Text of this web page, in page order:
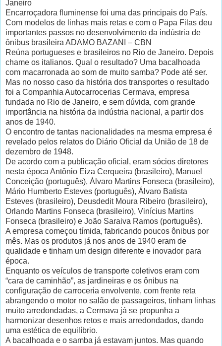
Janeiro
Encarroçadora fluminense foi uma das principais do País.
Com modelos de linhas mais retas e com o Papa Filas deu
importantes passos no desenvolvimento da indústria de
ônibus brasileira ADAMO BAZANI – CBN
Reúna portugueses e brasileiros no Rio de Janeiro. Depois
chame os italianos. Qual o resultado? Uma bacalhoada
com macarronada ao som de muito samba? Pode até ser.
Mas no nosso caso da história dos transportes o resultado
foi a Companhia Autocarrocerias Cermava, empresa
fundada no Rio de Janeiro, e sem dúvida, com grande
importância na história da indústria nacional, a partir dos
anos de 1940.
O encontro de tantas nacionalidades na mesma empresa é
revelado pelos relatos do Diário Oficial da União de 18 de
dezembro de 1948.
De acordo com a publicação oficial, eram sócios diretores
nesta época Antônio Eiza Cerqueira (brasileiro), Manuel
Conceição (português), Álvaro Martins Fonseca (brasileiro),
Mário Humberto Esteves (português), Álvaro Batista
Esteves (brasileiro), Deusdedit Moura Ribeiro (brasileiro),
Orlando Martins Fonseca (brasileiro), Vinícius Martins
Fonseca (brasileiro) e João Saraiva Ramos (português).
A empresa começou tímida, fabricando poucos ônibus por
mês. Mas os produtos já nos anos de 1940 eram de
qualidade e tinham um design diferente e inovador para
época.
Enquanto os veículos de transporte coletivos eram com
“cara de caminhão”, as jardineiras e os ônibus na
configuração de carroceria envolvente, com frente reta
abrangendo o motor no salão de passageiros, tinham linhas
muito arredondadas, a Cermava já se propunha a
harmonizar desenhos retos e mais arredondados, dando
uma estética de equilíbrio.
A bacalhoada e o samba já estavam juntos. Mas quando